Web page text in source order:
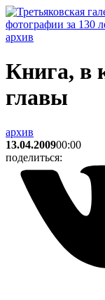
архив
Книга, в
главы
архив
13.04.200900:00
поделиться: